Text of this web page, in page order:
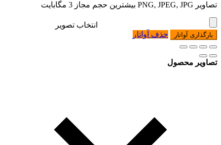
تصاویر PNG, JPEG, JPG بیشترین حجم مجاز 3 مگابایت
انتخاب تصویر
بارگذاری آواتار حذف آواتار
تصاویر محصول